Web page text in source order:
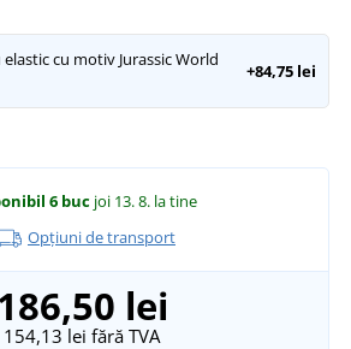
elastic cu motiv Jurassic World
+84,75 lei
6 buc joi 13. 8. la tine
Opțiuni de transport
186,50 lei
154,13 lei fără TVA